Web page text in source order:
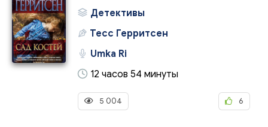
Детективы
Тесс Герритсен
Umka Ri
12 часов 54 минуты
5 004 6